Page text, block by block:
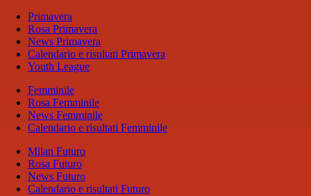
Primavera
Rosa Primavera
News Primavera
Calendario e risultati Primavera
Youth League
Femminile
Rosa Femminile
News Femminile
Calendario e risultati Femminile
Milan Futuro
Rosa Futuro
News Futuro
Calendario e risultati Futuro